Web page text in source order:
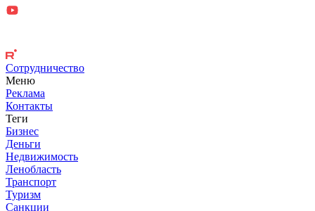
Сотрудничество
Меню
Реклама
Контакты
Теги
Бизнес
Деньги
Недвижимость
Ленобласть
Транспорт
Туризм
Санкции